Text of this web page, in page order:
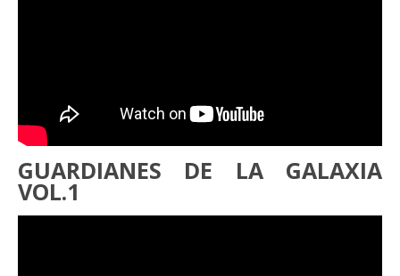
GUARDIANES DE LA GALAXIA
VOL.1